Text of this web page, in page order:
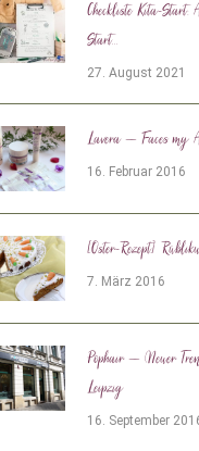
bereits
Ideen für den
Tiktok
Checkliste Kita-
Start...
27. August 2021
Lavera – Faces my
16. Februar 2016
[Oster-Rezept]
7. März 2016
Pophair – Neuer
Leipzig
16. September